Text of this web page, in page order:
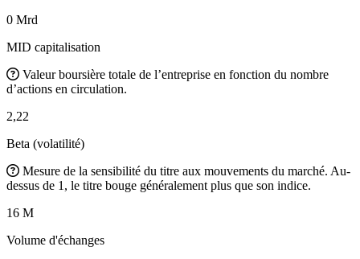
0 Mrd
MID capitalisation
Valeur boursière totale de l’entreprise en fonction du nombre
d’actions en circulation.
2,22
Beta (volatilité)
Mesure de la sensibilité du titre aux mouvements du marché. Au-
dessus de 1, le titre bouge généralement plus que son indice.
16 M
Volume d'échanges